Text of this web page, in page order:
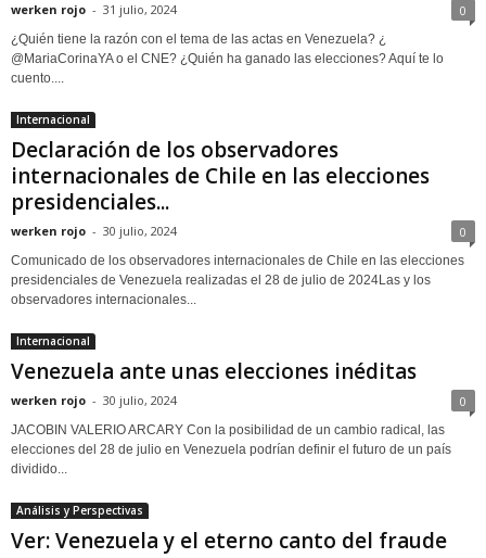
werken rojo - 31 julio, 2024 0
¿Quién tiene la razón con el tema de las actas en Venezuela? ¿
@MariaCorinaYA o el CNE? ¿Quién ha ganado las elecciones? Aquí te lo
cuento....
Internacional
Declaración de los observadores
internacionales de Chile en las elecciones
presidenciales...
werken rojo - 30 julio, 2024 0
Comunicado de los observadores internacionales de Chile en las elecciones
presidenciales de Venezuela realizadas el 28 de julio de 2024Las y los
observadores internacionales...
Internacional
Venezuela ante unas elecciones inéditas
werken rojo - 30 julio, 2024 0
JACOBIN VALERIO ARCARY Con la posibilidad de un cambio radical, las
elecciones del 28 de julio en Venezuela podrían definir el futuro de un país
dividido...
Análisis y Perspectivas
Ver: Venezuela y el eterno canto del fraude